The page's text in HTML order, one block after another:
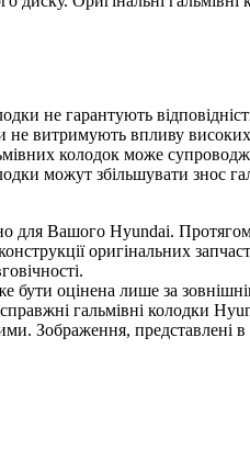
не гарантують
не витримують впливу
колодок може
можут збільшувати знос
для Вашого Hyundai. Протягом
оригінальних
бути оцінена лише за
гальмівні колодки
Зображення, представлені в